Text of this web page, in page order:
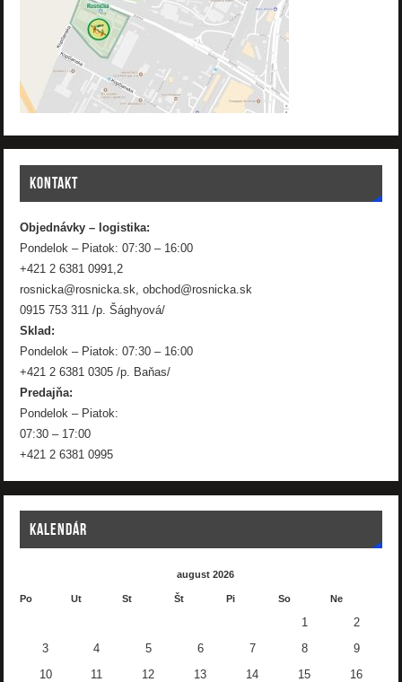
KONTAKT
Objednávky – logistika:
Pondelok – Piatok: 07:30 – 16:00
+421 2 6381 0991,2
rosnicka@rosnicka.sk, obchod@rosnicka.sk
0915 753 311 /p. Šághyová/
Sklad:
Pondelok – Piatok: 07:30 – 16:00
+421 2 6381 0305 /p. Baňas/
Predajňa:
Pondelok – Piatok:
07:30 – 17:00
+421 2 6381 0995
KALENDÁR
august 2026
Po Ut St Št Pi So Ne
1 2
3 4 5 6 7 8 9
10 11 12 13 14 15 16